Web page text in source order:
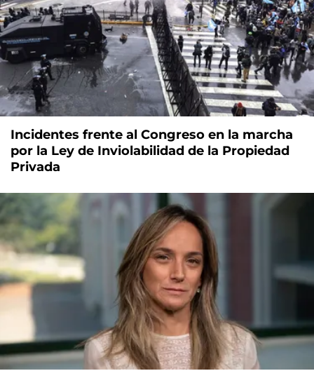
Incidentes frente al Congreso en la marcha
por la Ley de Inviolabilidad de la Propiedad
Privada